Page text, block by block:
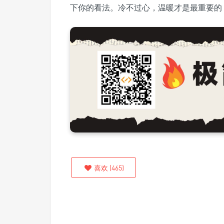
下你的看法。冷不过心，温暖才是最重要的
喜欢 (465)